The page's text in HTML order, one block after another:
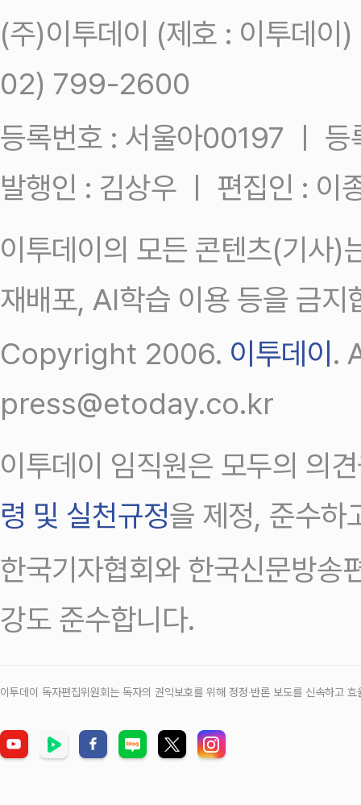
(주)이투데이 (제호 : 이투데
02) 799-2600
등록번호 : 서울아00197 ㅣ
발행인 : 김상우 ㅣ 편집인 : 이
이투데이의 모든 콘텐츠(기사)
재배포, AI학습 이용 등을 금지
Copyright 2006. 이투데이.
press@etoday.co.kr
이투데이 임직원은 모두의 의
령 및 실천규정을 제정, 준수하
한국기자협회와 한국신문방송
강도 준수합니다.
이투데이 독자편집위원회는 독자의 권익보호를 위해 정정‧반론 보도를 신속하고